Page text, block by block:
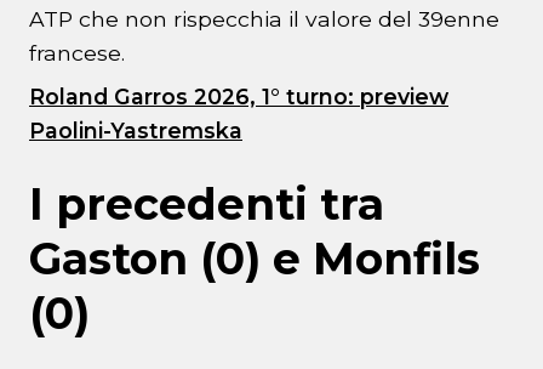
ATP che non rispecchia il valore del 39enne
francese.
Roland Garros 2026, 1° turno: preview
Paolini-Yastremska
I precedenti tra
Gaston (0) e Monfils
(0)